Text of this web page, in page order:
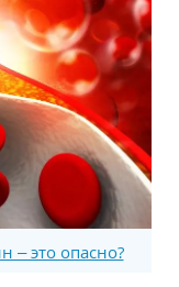
– это опасно?